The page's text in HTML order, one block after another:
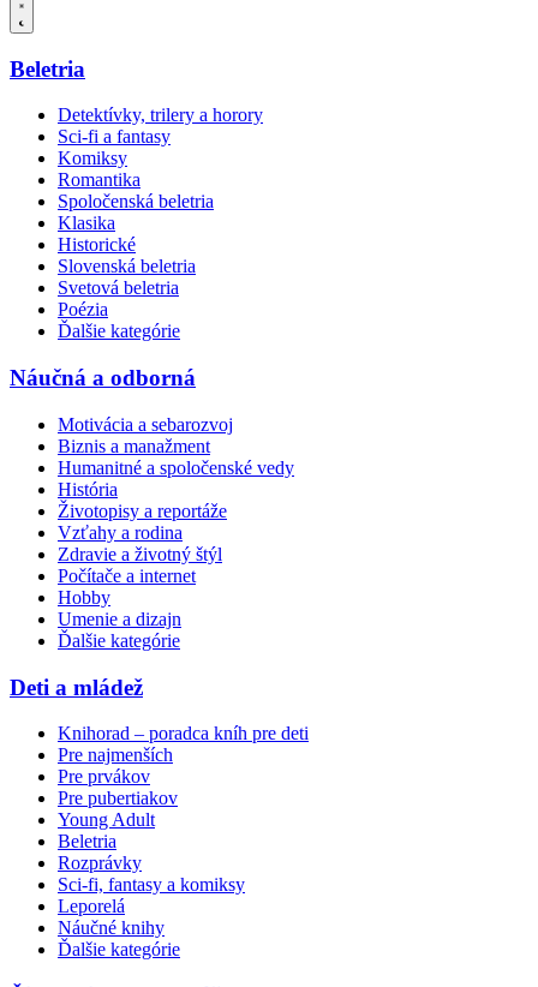
Beletria
Detektívky, trilery a horory
Sci-fi a fantasy
Komiksy
Romantika
Spoločenská beletria
Klasika
Historické
Slovenská beletria
Svetová beletria
Poézia
Ďalšie kategórie
Náučná a odborná
Motivácia a sebarozvoj
Biznis a manažment
Humanitné a spoločenské vedy
História
Životopisy a reportáže
Vzťahy a rodina
Zdravie a životný štýl
Počítače a internet
Hobby
Umenie a dizajn
Ďalšie kategórie
Deti a mládež
Knihorad – poradca kníh pre deti
Pre najmenších
Pre prvákov
Pre pubertiakov
Young Adult
Beletria
Rozprávky
Sci-fi, fantasy a komiksy
Leporelá
Náučné knihy
Ďalšie kategórie